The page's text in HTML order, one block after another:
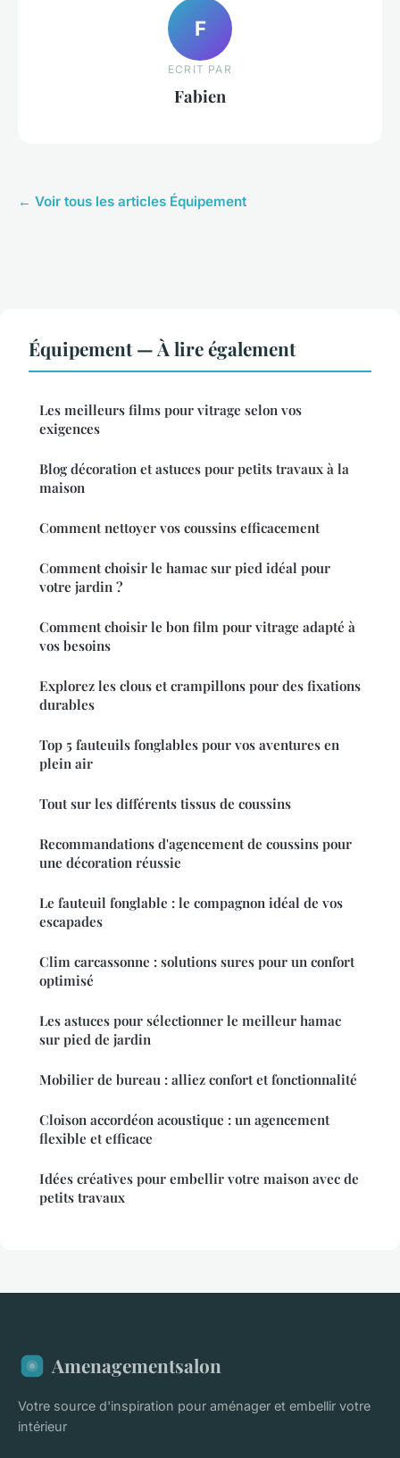
F
ECRIT PAR
Fabien
← Voir tous les articles Équipement
Équipement — À lire également
Les meilleurs films pour vitrage selon vos
exigences
Blog décoration et astuces pour petits travaux à la
maison
Comment nettoyer vos coussins efficacement
Comment choisir le hamac sur pied idéal pour
votre jardin ?
Comment choisir le bon film pour vitrage adapté à
vos besoins
Explorez les clous et crampillons pour des fixations
durables
Top 5 fauteuils fonglables pour vos aventures en
plein air
Tout sur les différents tissus de coussins
Recommandations d'agencement de coussins pour
une décoration réussie
Le fauteuil fonglable : le compagnon idéal de vos
escapades
Clim carcassonne : solutions sures pour un confort
optimisé
Les astuces pour sélectionner le meilleur hamac
sur pied de jardin
Mobilier de bureau : alliez confort et fonctionnalité
Cloison accordéon acoustique : un agencement
flexible et efficace
Idées créatives pour embellir votre maison avec de
petits travaux
Amenagementsalon
Votre source d'inspiration pour aménager et embellir votre
intérieur